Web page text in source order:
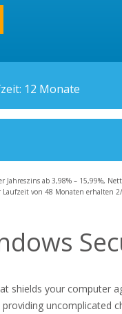
12 Monate
Jahreszins ab 3,98% – 15,99%,
von 48 Monaten
shields your computer
uncomplicated